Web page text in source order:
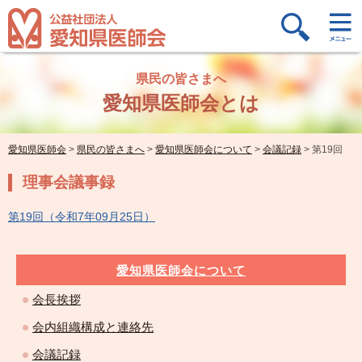
県民の皆さまへ
愛知県医師会とは
愛知県医師会 > 県民の皆さまへ > 愛知県医師会について > 会議記録 > 第19回
理事会議事録
第19回（令和7年09月25日）
愛知県医師会について
会長挨拶
会内組織構成と連絡先
会議記録